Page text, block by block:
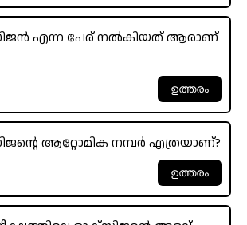
എന്ന പേര് നൽകിയത് ആരാണ്
ആറ്റോമിക നമ്പർ എത്രയാണ്?